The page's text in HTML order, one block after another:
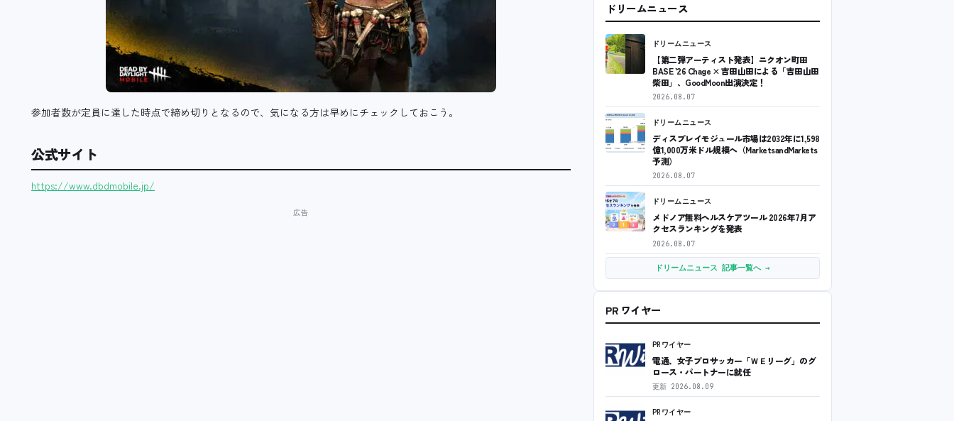
参加者数が定員に達した時点で締め切りとなるので、気になる方は早めにチェックしておこう。
公式サイト
https://www.dbdmobile.jp/
ドリームニュース
ドリームニュース
【第二弾アーティスト発表】ニクオン町田
BASE ’26 Chage × 吉田山田による「吉田山田
柴田」、GoodMoon出演決定！
2026.08.07
ドリームニュース
ディスプレイモジュール市場は2032年に1,598
億1,000万米ドル規模へ（MarketsandMarkets
予測）
2026.08.07
ドリームニュース
メドノア無料ヘルスケアツール 2026年7月ア
クセスランキングを発表
2026.08.07
ドリームニュース 記事一覧へ →
PR ワイヤー
PRワイヤー
電通、女子プロサッカー「ＷＥリーグ」のグ
ロース・パートナーに就任
更新 2026.08.09
PRワイヤー